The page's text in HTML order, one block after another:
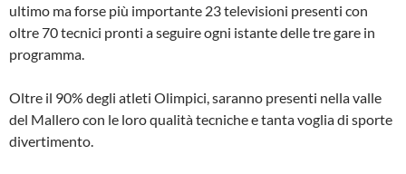
ultimo ma forse più importante 23 televisioni presenti con
oltre 70 tecnici pronti a seguire ogni istante delle tre gare in
programma.
Oltre il 90% degli atleti Olimpici, saranno presenti nella valle
del Mallero con le loro qualità tecniche e tanta voglia di sporte
divertimento.